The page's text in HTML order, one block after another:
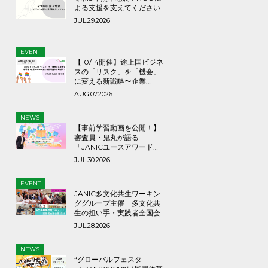
よる支援を支えてください
JUL.29.2026
EVENT
【10/14開催】途上国ビジネ
スの「リスク」を「機会」
に変える新戦略〜企業
×NGOで挑む持続可能な市
AUG.07.2026
NEWS
【事前学習動画を公開！】
審査員・鬼丸が語る
「JANICユースアワード
2026」応募のヒントとメッ
JUL.30.2026
EVENT
JANIC多文化共生ワーキン
ググループ主催「多文化共
生の担い手・実践者全国会
議2026」9月3日（木）
JUL.28.2026
NEWS
“グローバルフェスタ